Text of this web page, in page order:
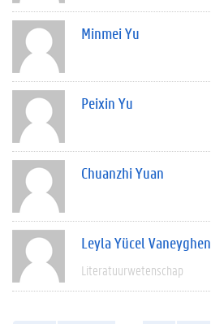
Minmei Yu
Peixin Yu
Chuanzhi Yuan
Leyla Yücel Vaneyghen
Literatuurwetenschap